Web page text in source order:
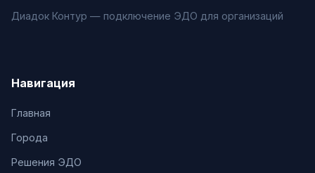
Диадок Контур — подключение ЭДО для организаций
Навигация
Главная
Города
Решения ЭДО